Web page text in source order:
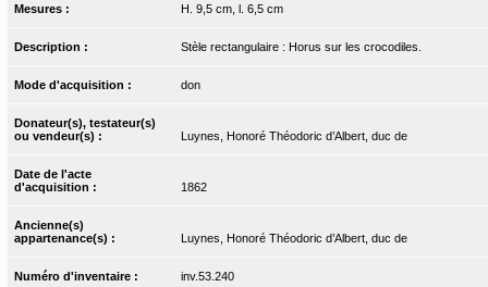
Mesures : H. 9,5 cm, l. 6,5 cm
Description : Stèle rectangulaire : Horus sur les crocodiles.
Mode d'acquisition : don
Donateur(s), testateur(s)
ou vendeur(s) :
Luynes, Honoré Théodoric d’Albert, duc de
Date de l'acte
d'acquisition :
1862
Ancienne(s)
appartenance(s) :
Luynes, Honoré Théodoric d’Albert, duc de
Numéro d'inventaire : inv.53.240